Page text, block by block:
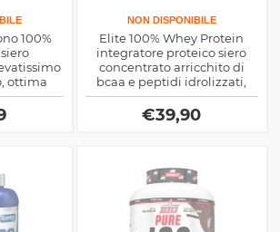
100%
ottima
fisico
NON DISPONIBILE
Elite 100% Whey Protein
integratore proteico siero
concentrato arricchito di
bcaa e peptidi idrolizzati,
ottimo dopo l'allenamento
con i pesi
€39,90